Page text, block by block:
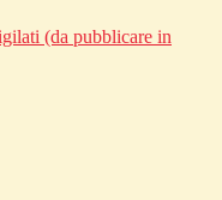
(da pubblicare in